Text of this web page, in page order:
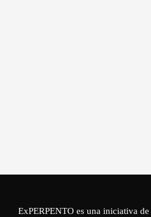
ExPERPENTO es una iniciativa de